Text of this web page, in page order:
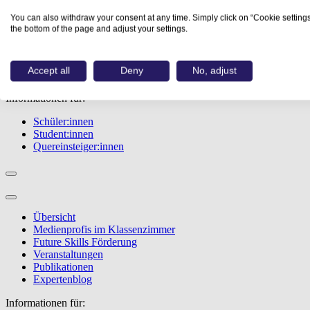
Übersicht
Berufe
Studiengänge
Berufstest
Bewerbungstipps
Informationen für:
Schüler:innen
Student:innen
Quereinsteiger:innen
Übersicht
Medienprofis im Klassenzimmer
Future Skills Förderung
Veranstaltungen
Publikationen
Expertenblog
Informationen für:
You can also withdraw your consent at any time. Simply click on “Cookie
the bottom of the page and adjust your settings.
Accept all Deny No, adjust